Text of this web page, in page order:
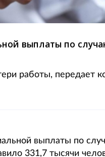
выплаты по
работы, передает
выплаты по
331,7 тысячи